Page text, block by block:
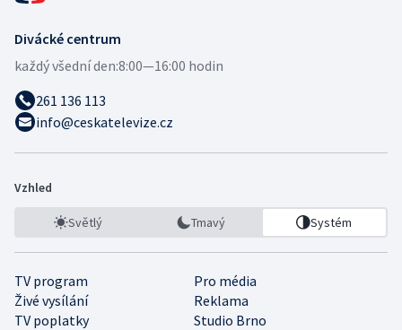
Divácké centrum
každý všední den:8:00—16:00 hodin
261 136 113
info@ceskatelevize.cz
Vzhled
Světlý Tmavý Systém
TV program
Pro média
Živé vysílání
Reklama
TV poplatky
Studio Brno